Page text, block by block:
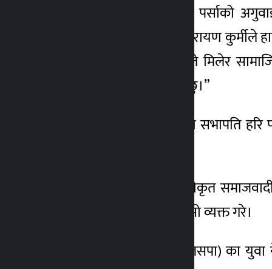
जिल्ला प्रशासन कार्यालय पर्साको
कार्यवाहक सभापति रामनारायण
पक्षको हितमा हुँदैन। सबैले मिलेर
अमनचयन गर्न आह्वान गर्दछु।”
राष्ट्रिय स्वतन्त्र पार्टी पर्साका
नेपाल कम्युनिष्ट पार्टी (एकीकृत
प्रवृत्तिले उत्पन्न भएको गुनासो व्यक्त गरे।
जनता समाजवादी पार्टी (जसपा) का